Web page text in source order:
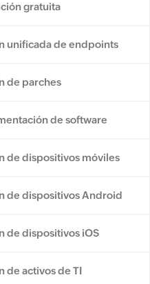
gratuita
unificada de endpoints
de parches
de software
de dispositivos móviles
de dispositivos Android
de dispositivos iOS
de activos de TI